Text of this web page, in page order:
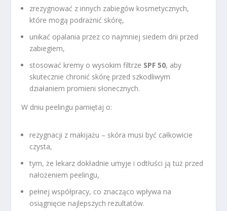
zrezygnować z innych zabiegów kosmetycznych,
które mogą podrażnić skórę,
unikać opalania przez co najmniej siedem dni przed
zabiegiem,
stosować kremy o wysokim filtrze SPF 50, aby
skutecznie chronić skórę przed szkodliwym
działaniem promieni słonecznych.
W dniu peelingu pamiętaj o:
rezygnacji z makijażu – skóra musi być całkowicie
czysta,
tym, że lekarz dokładnie umyje i odtłuści ją tuż przed
nałożeniem peelingu,
pełnej współpracy, co znacząco wpływa na
osiągnięcie najlepszych rezultatów.